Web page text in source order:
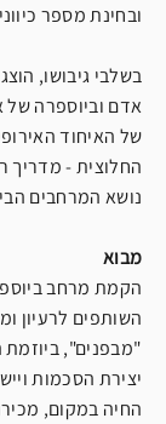
ובחינת מספר
בשלבי גיבושו,
של האיחוד
החלוצית - מדריך
נושא המרחבים
מבוא
הקמת מרחב
השותפים לרעיון
"מבפנים",
יצירת הסכמות
החיה במקום,